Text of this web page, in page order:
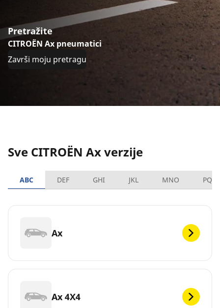
Pretražite
CITROËN Ax pneumatici
Završi moju pretragu
Sve CITROËN Ax verzije
ABC DEF GHI JKL MNO PQRS
Ax
Ax 4X4